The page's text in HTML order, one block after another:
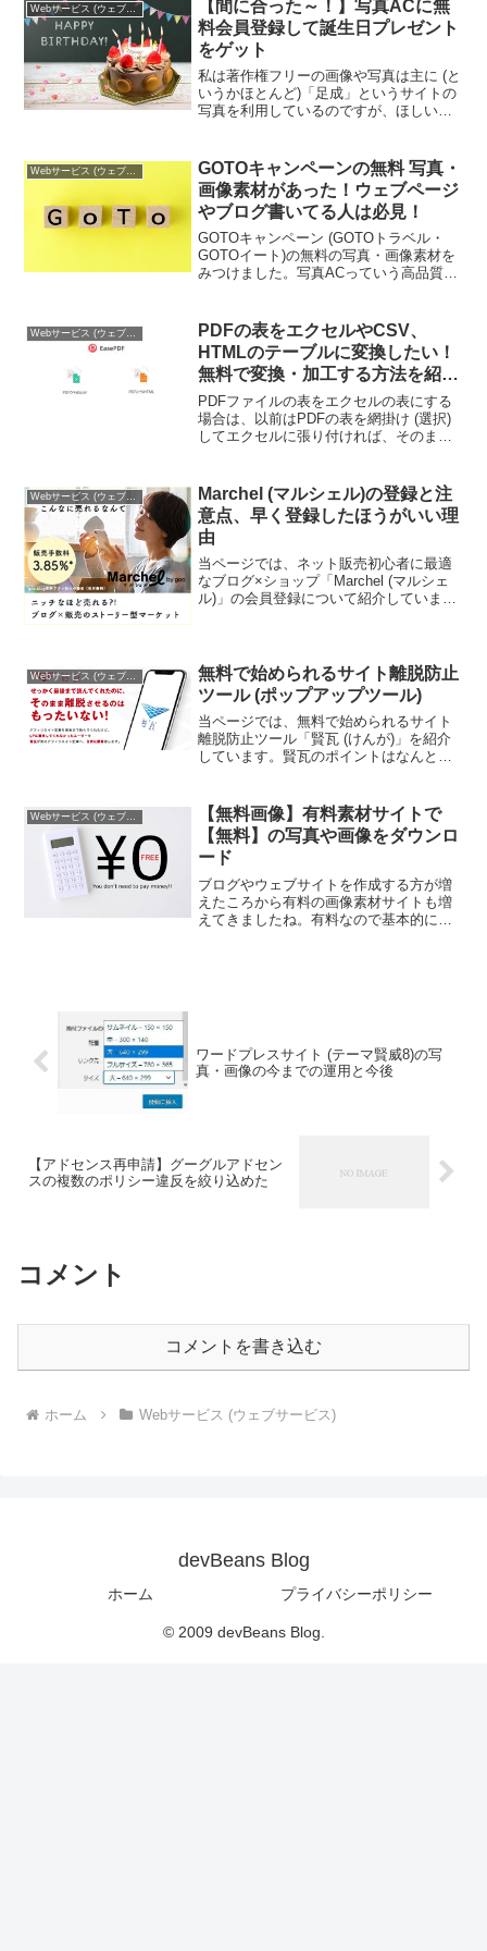
Webサービス (ウェブサービス)
【間に合った～！】写真ACに無
料会員登録して誕生日プレゼント
をゲット
私は著作権フリーの画像や写真は主に (と
いうかほとんど)「足成」というサイトの
写真を利用しているのですが、ほしい写
トが見つかりました。さっそく検索して
みると結構出てき...
Webサービス (ウェブサービス)
GOTOキャンペーンの無料 写真・
画像素材があった！ウェブページ
やブログ書いてる人は必見！
GOTOキャンペーン (GOTOトラベル・
GOTOイート)の無料の写真・画像素材を
みつけました。写真ACっていう高品質な
利用もOKです。GOTOキャンペーン関連
のウェブ...
Webサービス (ウェブサービス)
PDFの表をエクセルやCSV、
HTMLのテーブルに変換したい！
無料で変換・加工する方法を紹介
します
PDFファイルの表をエクセルの表にする
場合は、以前はPDFの表を網掛け (選択)
してエクセルに張り付ければ、そのまま
で、PDFをいったんエクセルファイルや
CSVファイル、...
Marchel (マルシェル)の登録と注
意点、早く登録したほうがいい理
由
当ページでは、ネット販売初心者に最適
なブログ×ショップ「Marchel (マルシェ
ル)」の会員登録について紹介していま
しておきまし...
Webサービス (ウェブサービス)
無料で始められるサイト離脱防止
ツール (ポップアップツール)
当ページでは、無料で始められるサイト
離脱防止ツール「賢瓦 (けんが)」を紹介
しています。賢瓦のポイントはなんとい
ると、40％OFFキャンペーンが適用され
ないのですが、そ...
Webサービス (ウェブサービス)
【無料画像】有料素材サイトで
【無料】の写真や画像をダウンロ
ード
ブログやウェブサイトを作成する方が増
えたころから有料の画像素材サイトも増
えてきましたね。有料なので基本的に画
ワードプレスサイト (テーマ賢威8)の写
真・画像の今までの運用と今後
【アドセンス再申請】グーグルアドセン
スの複数のポリシー違反を絞り込めた
コメント
コメントを書き込む
ホーム Webサービス (ウェブサービス)
devBeans Blog
ホーム プライバシーポリシー
© 2009 devBeans Blog.